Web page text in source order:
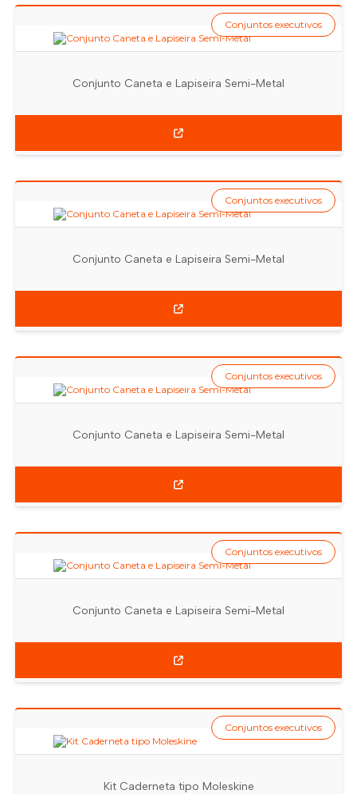
Conjunto Caneta e Lapiseira Semi-Metal
Conjuntos executivos
Conjunto Caneta e Lapiseira Semi-Metal
Conjuntos executivos
Conjunto Caneta e Lapiseira Semi-Metal
Conjuntos executivos
Conjunto Caneta e Lapiseira Semi-Metal
Conjuntos executivos
Kit Caderneta tipo Moleskine
Conjuntos executivos